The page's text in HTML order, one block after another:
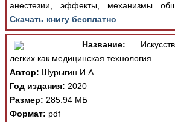
анестезии, эффекты, механизмы
Скачать книгу бесплатно
Название:
легких как медицинская технология
Автор: Шурыгин И.А.
Год издания: 2020
Размер: 285.94 МБ
Формат: pdf